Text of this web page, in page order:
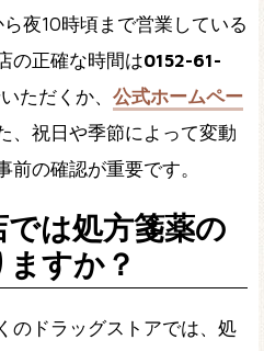
夜10時頃まで営業している
の正確な時間は0152-61-
ただくか、 公式ホームペー
、祝日や季節によって変動
の確認が重要です。
は処方箋薬の
すか？
のドラッグストアでは、処